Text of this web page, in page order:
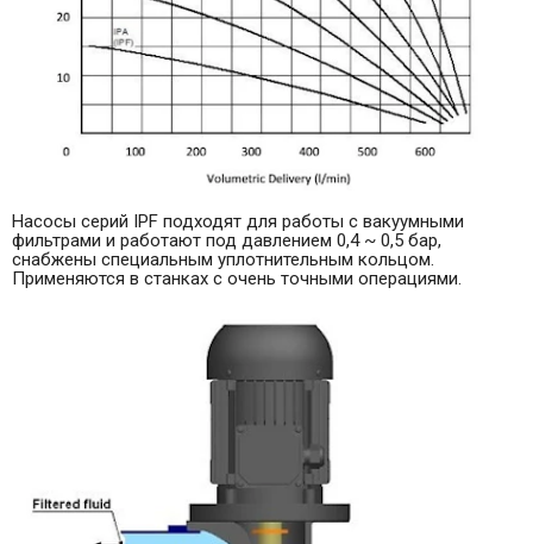
Насосы серий IPF подходят для работы с вакуумными
фильтрами и работают под давлением 0,4 ~ 0,5 бар,
снабжены специальным уплотнительным кольцом.
Применяются в станках с очень точными операциями.